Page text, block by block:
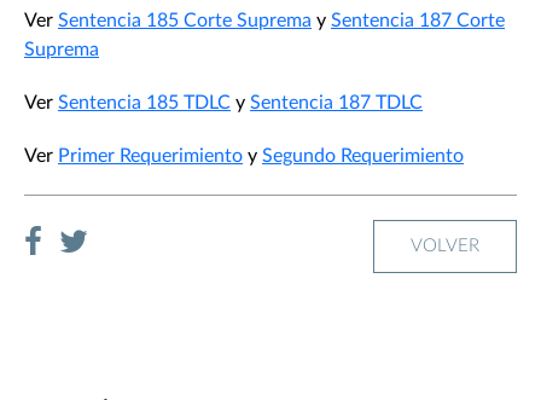
Ver Sentencia 185 Corte Suprema y Sentencia 187 Corte
Suprema
Ver Sentencia 185 TDLC y Sentencia 187 TDLC
Ver Primer Requerimiento y Segundo Requerimiento
VOLVER